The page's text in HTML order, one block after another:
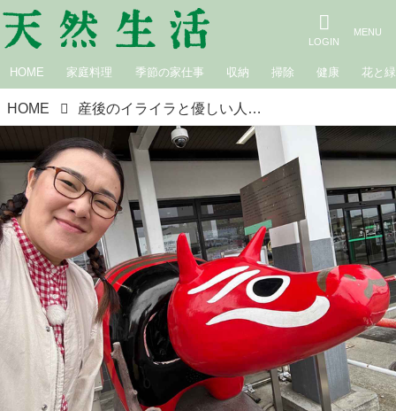
HOME 家庭料理 季節の家仕事 収納 掃除 健康 花と緑
HOME 産後のイライラと優しい人々｜白鳥久美子の手作り暮らし